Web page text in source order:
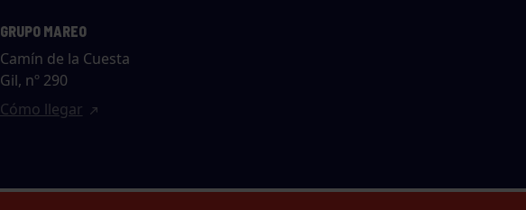
GRUPO MAREO
Camín de la Cuesta
Gil, nº 290
Cómo llegar